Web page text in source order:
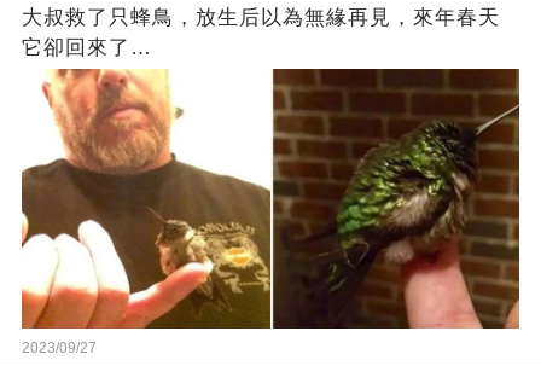
大叔救了只蜂鳥，放生后以為無緣再見，來年春天
它卻回來了…
2023/09/27